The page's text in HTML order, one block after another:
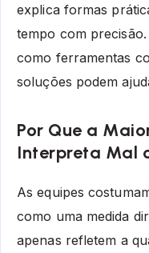
explica formas
tempo com
como ferramentas
soluções podem
Por Que a
Interpreta Mal
As equipes
como uma medida
apenas refletem a